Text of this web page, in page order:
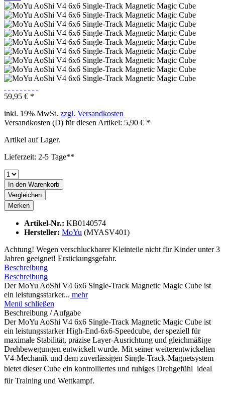
59,95 € *
inkl. 19% MwSt. zzgl. Versandkosten
Versandkosten (D) für diesen Artikel: 5,90 € *
Artikel auf Lager.
Lieferzeit: 2-5 Tage**
In den Warenkorb
Vergleichen
Merken
Artikel-Nr.: KB0140574
Hersteller: MoYu (MYASV401)
Achtung! Wegen verschluckbarer Kleinteile nicht für Kinder unter 3
Jahren geeignet! Erstickungsgefahr.
Beschreibung
Beschreibung
Der MoYu AoShi V4 6x6 Single-Track Magnetic Magic Cube ist
ein leistungsstarker... mehr
Menü schließen
Beschreibung / Aufgabe
Der MoYu AoShi V4 6x6 Single-Track Magnetic Magic Cube ist
ein leistungsstarker High-End-6x6-Speedcube, der speziell für
maximale Stabilität, präzise Layer-Ausrichtung und gleichmäßige
Drehbewegungen entwickelt wurde. Mit seiner weiterentwickelten
V4-Mechanik und dem zuverlässigen Single-Track-Magnetsystem
bietet dieser Cube ein kontrolliertes und ruhiges Drehgefühl  ideal
für Training und Wettkampf.